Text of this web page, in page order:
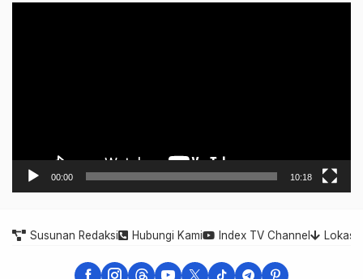
00:00 10:18
Susunan Redaksi Hubungi Kami Index TV Channel Lokasi